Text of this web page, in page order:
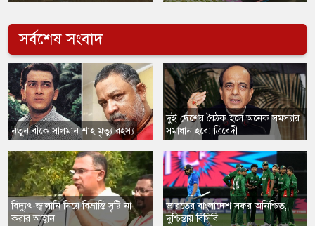
সর্বশেষ সংবাদ
নতুন বাঁকে সালমান শাহ মৃত্যু রহস্য
​বিদ্যুৎ-জ্বালানি নিয়ে বিভ্রান্তি সৃষ্টি না
করার আহ্বান
​দুই দেশের বৈঠক হলে অনেক সমস্যার
সমাধান হবে: ত্রিবেদী
ভারতের বাংলাদেশ সফর অনিশ্চিত,
দুশ্চিন্তায় বিসিবি